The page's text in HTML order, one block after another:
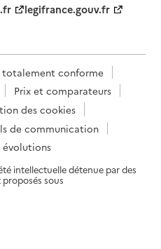
legifrance.gouv.fr
totalement conforme
Prix et comparateurs
des cookies
de communication
évolutions
intellectuelle détenue par des
sous